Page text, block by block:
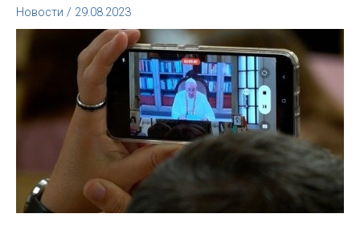
Новости / 29.08.2023